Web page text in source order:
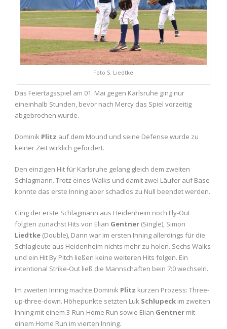
Foto S. Liedtke
Das Feiertagsspiel am 01. Mai gegen Karlsruhe ging nur
eineinhalb Stunden, bevor nach Mercy das Spiel vorzeitig
abgebrochen wurde.
Dominik Plitz auf dem Mound und seine Defense wurde zu
keiner Zeit wirklich gefordert.
Den einzigen Hit für Karlsruhe gelang gleich dem zweiten
Schlagmann. Trotz eines Walks und damit zwei Läufer auf Base
konnte das erste Inning aber schadlos zu Null beendet werden.
Ging der erste Schlagmann aus Heidenheim noch Fly-Out
folgten zunächst Hits von Elian Gentner (Single), Simon
Liedtke (Double), Dann war im ersten Inning allerdings für die
Schlagleute aus Heidenheim nichts mehr zu holen. Sechs Walks
und ein Hit By Pitch ließen keine weiteren Hits folgen. Ein
intentional Strike-Out ließ die Mannschaften bein 7:0 wechseln.
Im zweiten Inning machte Dominik Plitz kurzen Prozess: Three-
up-three-down. Höhepunkte setzten Luk Schlupeck im zweiten
Inning mit einem 3-Run-Home Run sowie Elian Gentner mit
einem Home Run im vierten Inning.